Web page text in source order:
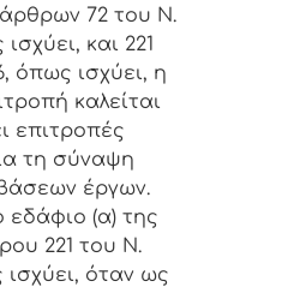
72 του Ν.
και 221
όπως ισχύει, η
καλείται
επιτροπές
τη σύναψη
έργων.
(α) της
221 του Ν.
ισχύει, όταν ως